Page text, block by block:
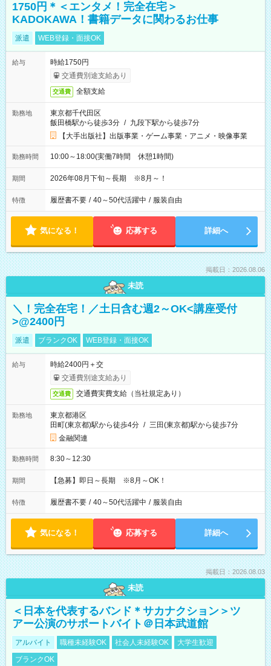
1750円＊＜エンタメ！完全在宅＞
KADOKAWA！書籍データに関わるお仕事
派遣 WEB登録・面接OK
給与
時給1750円
交通費別途支給あり
交通費 全額支給
勤務地
東京都千代田区
飯田橋駅から徒歩3分 / 九段下駅から徒歩7分
【大手出版社】出版事業・ゲーム事業・アニメ・映像事業
勤務時間 10:00～18:00(実働7時間 休憩1時間)
期間 2026年08月下旬～長期 ※8月～！
特徴 履歴書不要 / 40～50代活躍中 / 服装自由
気になる！ 応募する 詳細へ
掲載日：2026.08.06
未読
＼！完全在宅！／土日含む週2～OK<講座受付
>@2400円
派遣 ブランクOK WEB登録・面接OK
給与
時給2400円＋交
交通費別途支給あり
交通費 交通費実費支給（当社規定あり）
勤務地
東京都港区
田町(東京都)駅から徒歩4分 / 三田(東京都)駅から徒歩7分
金融関連
勤務時間 8:30～12:30
期間 【急募】即日～長期 ※8月～OK！
特徴 履歴書不要 / 40～50代活躍中 / 服装自由
気になる！ 応募する 詳細へ
掲載日：2026.08.03
未読
＜日本を代表するバンド＊サカナクション＞ツ
アー公演のサポートバイト＠日本武道館
アルバイト 職種未経験OK 社会人未経験OK
大学生歓迎
ブランクOK